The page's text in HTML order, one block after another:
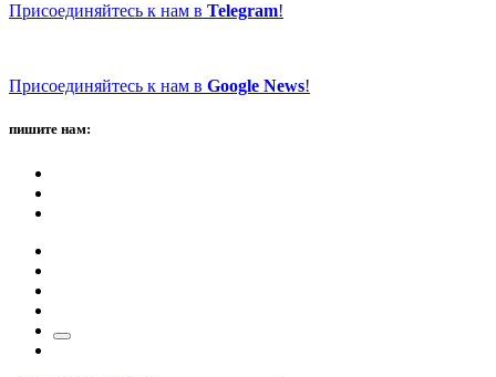
Присоединяйтесь к нам в Telegram!
Присоединяйтесь к нам в Google News!
пишите нам: